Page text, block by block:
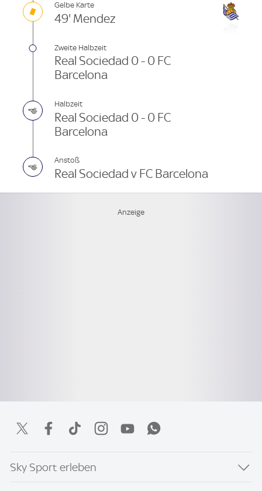
Gelbe Karte
49' Mendez
Zweite Halbzeit
Real Sociedad 0 - 0 FC
Barcelona
Halbzeit
Real Sociedad 0 - 0 FC
Barcelona
Anstoß
Real Sociedad v FC Barcelona
Sky Sport erleben